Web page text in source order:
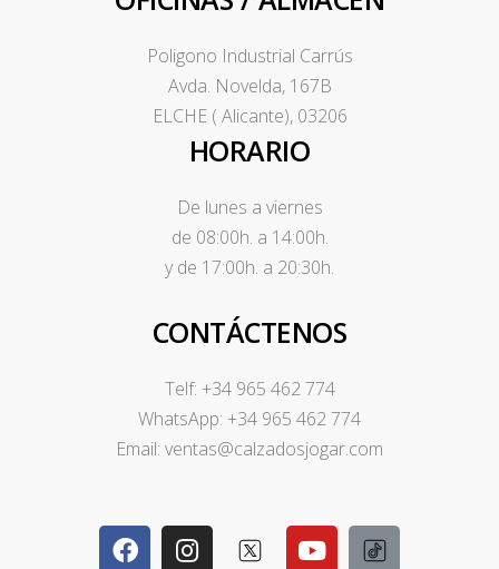
Poligono Industrial Carrús
Avda. Novelda, 167B
ELCHE ( Alicante), 03206
HORARIO
De lunes a viernes
de 08:00h. a 14:00h.
y de 17:00h. a 20:30h.
CONTÁCTENOS
Telf: +34 965 462 774
WhatsApp: +34 965 462 774
Email: ventas@calzadosjogar.com